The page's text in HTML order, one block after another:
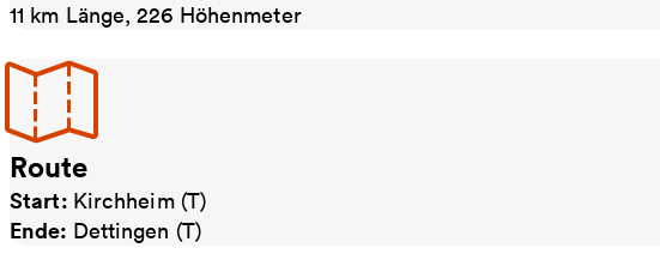
11 km Länge, 226 Höhenmeter
Route
Start: Kirchheim (T)
Ende: Dettingen (T)